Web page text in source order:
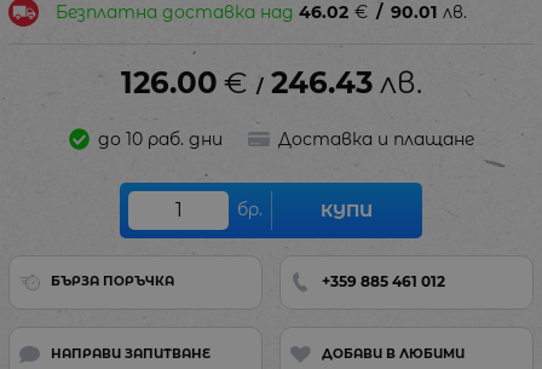
Безплатна доставка над 46.02 € / 90.01 лв.
126.00 € / 246.43 лв.
до 10 раб. дни Доставка и плащане
бр. КУПИ
БЪРЗА ПОРЪЧКА +359 885 461 012
НАПРАВИ ЗАПИТВАНЕ ДОБАВИ В ЛЮБИМИ